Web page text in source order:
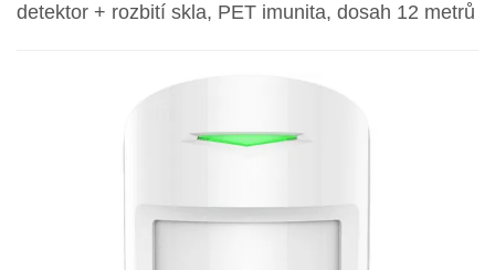
detektor + rozbití skla, PET imunita, dosah 12 metrů